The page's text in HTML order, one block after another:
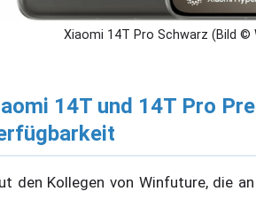
Xiaomi 14T Pro Schwarz (Bild ©
14T und 14T Pro
den Kollegen von Winfuture, die